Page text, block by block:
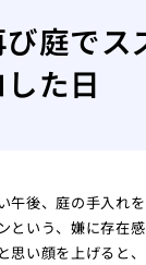
庭でス
た日
午後、庭の手入れ
という、嫌に存在
思い顔を上げると